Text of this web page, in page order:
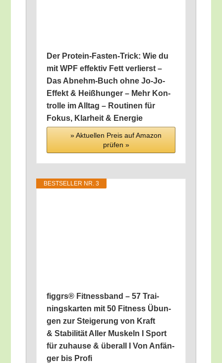
Der Pro­te­in-Fas­ten-Trick: Wie du
mit WPF effek­tiv Fett ver­lierst –
Das Abnehm-Buch ohne Jo-Jo-
Effekt & Heiß­hun­ger – Mehr Kon­
trol­le im All­tag – Rou­ti­nen für
Fokus, Klar­heit & Energie
» Aktu­el­len Preis auf Ama­zon
prü­fen »
BEST­SEL­LER NR. 3
fig­grs® Fit­ness­band – 57 Trai­
nings­kar­ten mit 50 Fit­ness Übun­
gen zur Stei­ge­rung von Kraft
& Sta­bi­li­tät Aller Mus­keln I Sport
für zuhau­se & über­all I Von Anfän­
ger bis Profi